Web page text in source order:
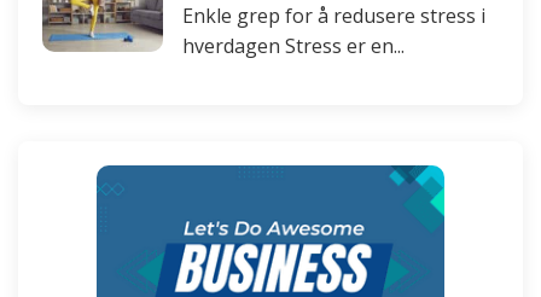
Enkle grep for å redusere stress i
hverdagen Stress er en...